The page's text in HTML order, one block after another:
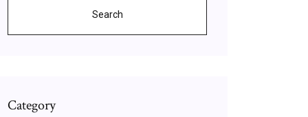
Search
Category